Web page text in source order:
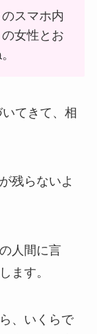
スマホ内
女性とお
てきて、相
残らないよ
人間に言
ます。
、いくらで